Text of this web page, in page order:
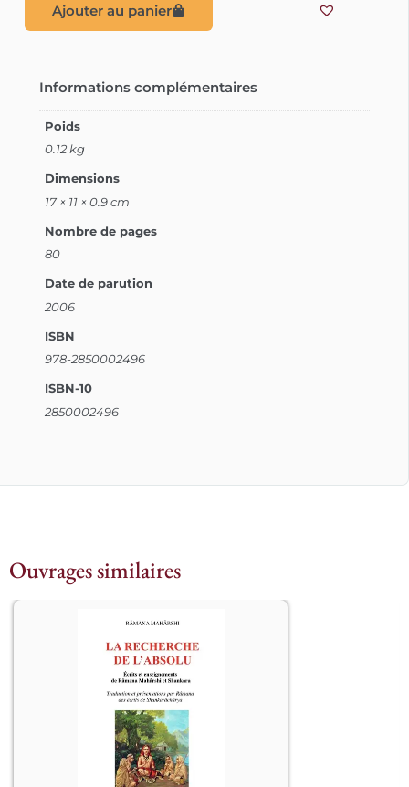
Ajouter au panier
Informations complémentaires
Poids
0.12 kg
Dimensions
17 × 11 × 0.9 cm
Nombre de pages
80
Date de parution
2006
ISBN
978-2850002496
ISBN-10
2850002496
Ouvrages similaires
									Ce
livre s’intéresse à une filiation
spirituelle, à travers les écrits et
paroles de ces deux « Grands » que
sont Râmana Mahârshi (1879-1950) et
son « Père spirituel » Shankarâchârya
(vers 700/788 – vers 732/820).
Tous deux sont les grands exposants